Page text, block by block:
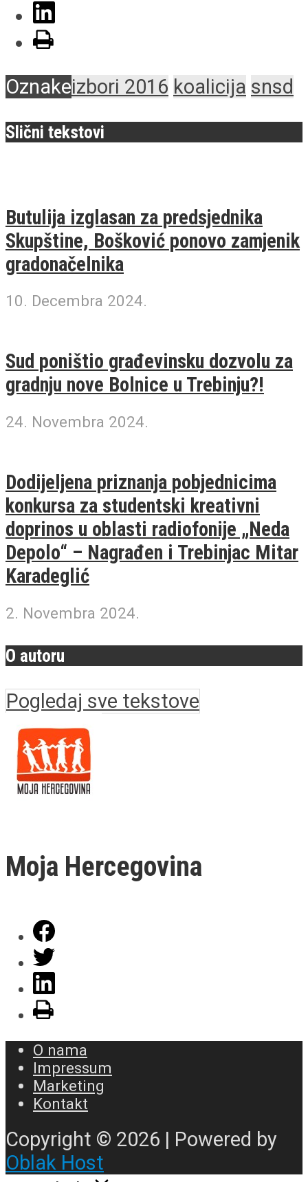
Oznakeizbori 2016 koalicija snsd
Slični tekstovi
Butulija izglasan za predsjednika
Skupštine, Bošković ponovo zamjenik
gradonačelnika
10. Decembra 2024.
Sud poništio građevinsku dozvolu za
gradnju nove Bolnice u Trebinju?!
24. Novembra 2024.
Dodijeljena priznanja pobjednicima
konkursa za studentski kreativni
doprinos u oblasti radiofonije „Neda
Depolo“ – Nagrađen i Trebinjac Mitar
Karadeglić
2. Novembra 2024.
O autoru
Pogledaj sve tekstove
Moja Hercegovina
O nama
Impressum
Marketing
Kontakt
Copyright © 2026 | Powered by
Oblak Host